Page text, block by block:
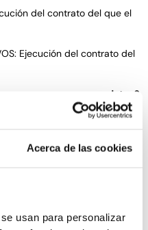
Acerca de las cookies
usan para personalizar
del contrato del que el
Ejecución del contrato del
conservaremos sus datos?
estrictamente necesario
que recibamos la